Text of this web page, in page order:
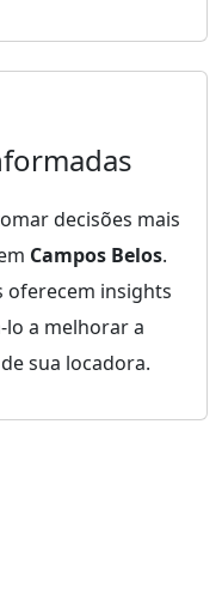
decisões mais
Campos Belos.
oferecem insights
lo a melhorar a
sua locadora.